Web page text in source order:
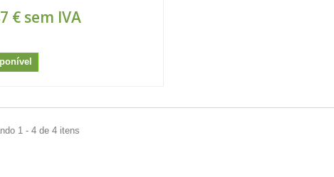
€ sem IVA
1 - 4 de 4 itens